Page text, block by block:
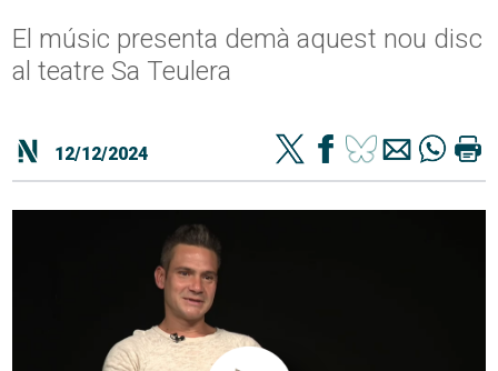
El músic presenta demà aquest nou disc
al teatre Sa Teulera
12/12/2024